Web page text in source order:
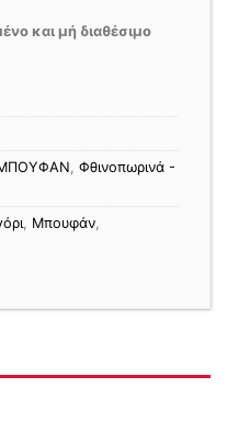
και μή διαθέσιμο
, Φθινοπωρινά -
, Μπουφάν,